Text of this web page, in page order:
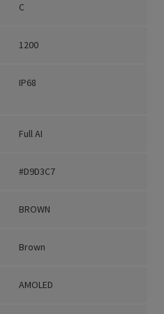
C
1200
IP68
Full AI
#D9D3C7
BROWN
Brown
AMOLED